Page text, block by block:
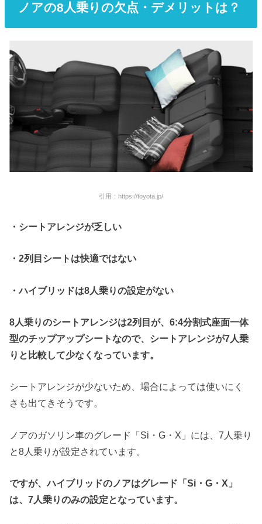
ノアの8 人乗りの欠点・デメリットは？
引用：https://toyota.jp/
・シートアレンジが乏しい
・2列目シートは快適ではない
・ハイブリッドは8人乗りの設定がない
8人乗りのシートアレンジは2列目が、6:4分割式座面一体
型のチップアップシートなので、シートアレンジが7人乗
りと比較して少なくなっています。
シートアレンジが少ないため、場合によっては使いにく
さも出てきそうです。
ノアのガソリン車のグレード「Si・G・X」には、7人乗り
と8人乗りが設定されています。
ですが、ハイブリッドのノアはグレード「Si ・G ・X 」
は、7人乗りのみの設定となっています。